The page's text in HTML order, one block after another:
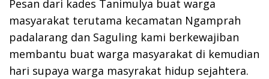
Pesan dari kades Tanimulya buat warga
masyarakat terutama kecamatan Ngamprah
padalarang dan Saguling kami berkewajiban
membantu buat warga masyarakat di kemudian
hari supaya warga masyrakat hidup sejahtera.